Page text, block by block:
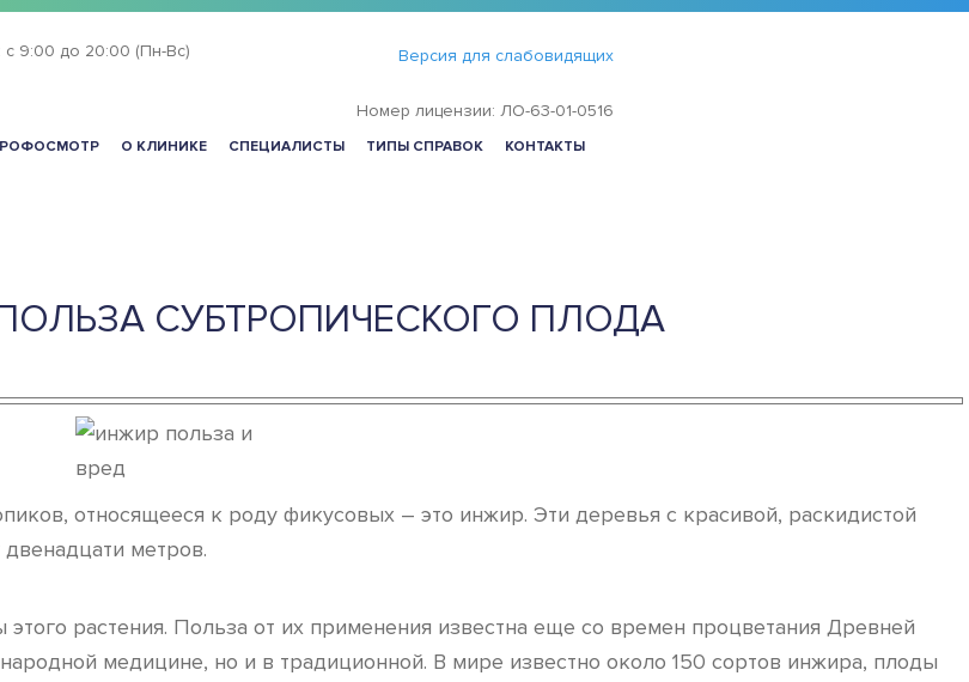
с 9:00 до 20:00 (Пн-Вс) Версия для слабовидящих
Номер лицензии: ЛО-63-01-0516
О КЛИНИКЕ СПЕЦИАЛИСТЫ ТИПЫ СПРАВОК КОНТАКТЫ
СУБТРОПИЧЕСКОГО ПЛОДА
относящееся к роду фикусовых – это инжир. Эти деревья с красивой, раскидистой
двенадцати метров.
растения. Польза от их применения известна еще со времен процветания Древней
медицине, но и в традиционной. В мире известно около 150 сортов инжира, плоды